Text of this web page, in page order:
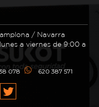
/ Navarra
a viernes de 9:00 a
078 620 387 571